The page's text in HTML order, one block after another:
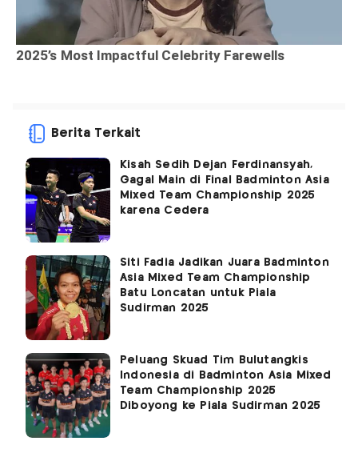
Berita Terkait
Kisah Sedih Dejan Ferdinansyah,
Gagal Main di Final Badminton Asia
Mixed Team Championship 2025
karena Cedera
Siti Fadia Jadikan Juara Badminton
Asia Mixed Team Championship
Batu Loncatan untuk Piala
Sudirman 2025
Peluang Skuad Tim Bulutangkis
Indonesia di Badminton Asia Mixed
Team Championship 2025
Diboyong ke Piala Sudirman 2025